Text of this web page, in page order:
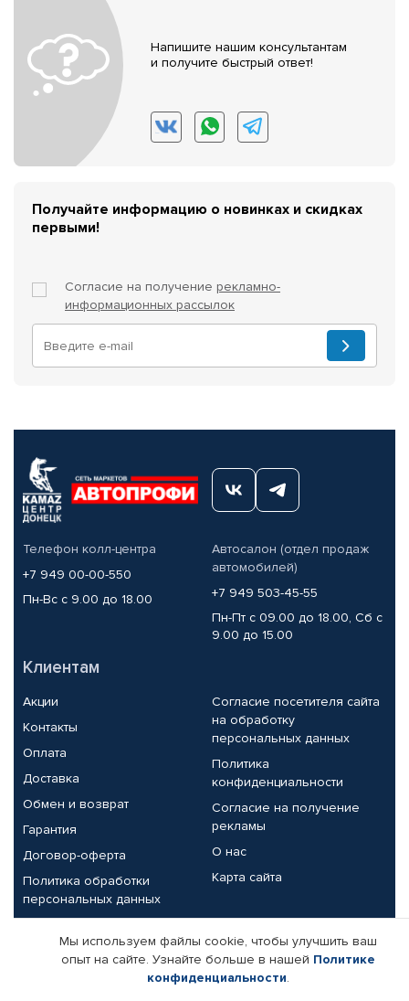
Напишите нашим консультантам
и получите быстрый ответ!
Получайте информацию о новинках и скидках
первыми!
Согласие на получение рекламно-
информационных рассылок
Телефон колл-центра
+7 949 00-00-550
Пн-Вс с 9.00 до 18.00
Автосалон (отдел продаж
автомобилей)
+7 949 503-45-55
Пн-Пт с 09.00 до 18.00, Сб с
9.00 до 15.00
Клиентам
Акции
Контакты
Оплата
Доставка
Обмен и возврат
Гарантия
Договор-оферта
Политика обработки
персональных данных
Согласие посетителя сайта
на обработку
персональных данных
Политика
конфиденциальности
Согласие на получение
рекламы
О нас
Карта сайта
Партнерам
Корпоративным клиентам
Реквизиты компании
Мы используем файлы cookie, чтобы улучшить ваш
опыт на сайте. Узнайте больше в нашей Политике
конфиденциальности.